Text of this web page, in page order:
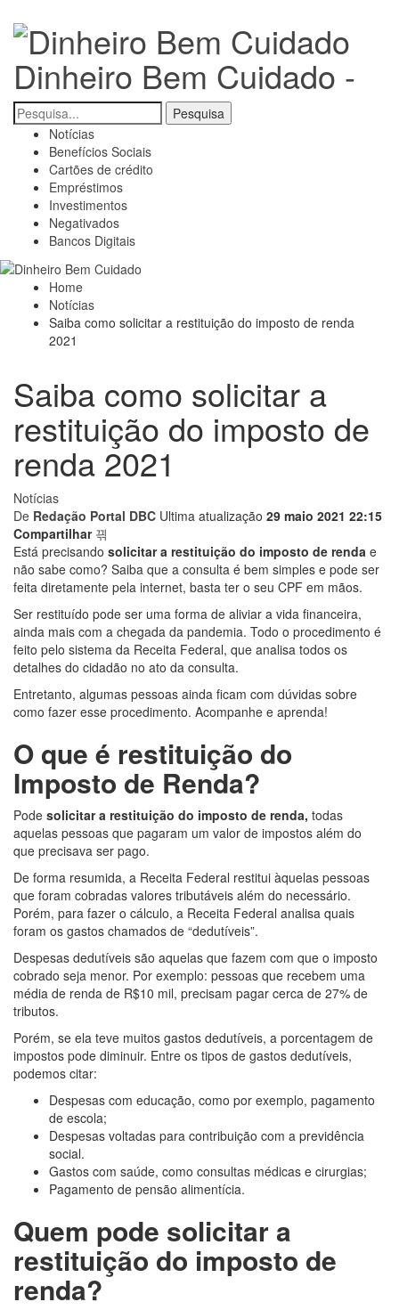
Dinheiro Bem Cuidado -
Notícias
Benefícios Sociais
Cartões de crédito
Empréstimos
Investimentos
Negativados
Bancos Digitais
Home
Notícias
Saiba como solicitar a restituição do imposto de renda
2021
Saiba como solicitar a
restituição do imposto de
renda 2021
Notícias
De Redação Portal DBC Ultima atualização 29 maio 2021 22:15
Compartilhar
Está precisando solicitar a restituição do imposto de renda e
não sabe como? Saiba que a consulta é bem simples e pode ser
feita diretamente pela internet, basta ter o seu CPF em mãos.
Ser restituído pode ser uma forma de aliviar a vida financeira,
ainda mais com a chegada da pandemia. Todo o procedimento é
feito pelo sistema da Receita Federal, que analisa todos os
detalhes do cidadão no ato da consulta.
Entretanto, algumas pessoas ainda ficam com dúvidas sobre
como fazer esse procedimento. Acompanhe e aprenda!
O que é restituição do
Imposto de Renda?
Pode solicitar a restituição do imposto de renda, todas
aquelas pessoas que pagaram um valor de impostos além do
que precisava ser pago.
De forma resumida, a Receita Federal restitui àquelas pessoas
que foram cobradas valores tributáveis além do necessário.
Porém, para fazer o cálculo, a Receita Federal analisa quais
foram os gastos chamados de “dedutíveis”.
Despesas dedutíveis são aquelas que fazem com que o imposto
cobrado seja menor. Por exemplo: pessoas que recebem uma
média de renda de R$10 mil, precisam pagar cerca de 27% de
tributos.
Porém, se ela teve muitos gastos dedutíveis, a porcentagem de
impostos pode diminuir. Entre os tipos de gastos dedutíveis,
podemos citar:
Despesas com educação, como por exemplo, pagamento
de escola;
Despesas voltadas para contribuição com a previdência
social.
Gastos com saúde, como consultas médicas e cirurgias;
Pagamento de pensão alimentícia.
Quem pode solicitar a
restituição do imposto de
renda?